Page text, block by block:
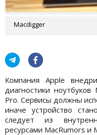
Macdigger
Компания Apple
диагностики
Pro. Сервисы должны
иначе устройство
следует из
ресурсами MacRumors и